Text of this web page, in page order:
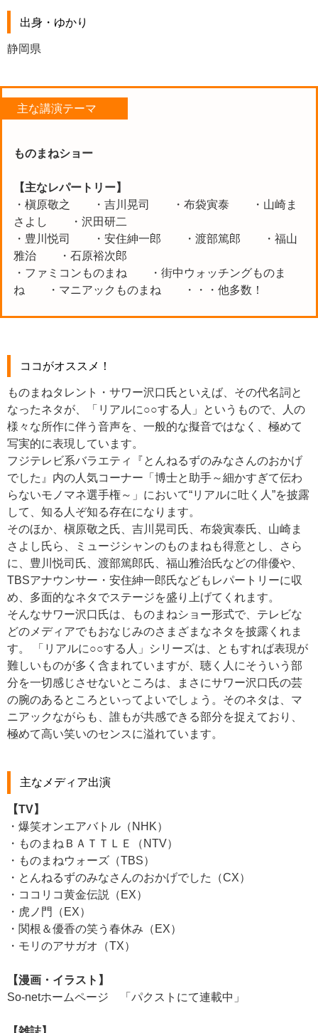
出身・ゆかり
静岡県
主な講演テーマ
ものまねショー
【主なレパートリー】
・槇原敬之 ・吉川晃司 ・布袋寅泰 ・山崎ま
さよし ・沢田研二
・豊川悦司 ・安住紳一郎 ・渡部篤郎 ・福山
雅治 ・石原裕次郎
・ファミコンものまね ・街中ウォッチングものま
ね ・マニアックものまね ・・・他多数！
ココがオススメ！
ものまねタレント・サワー沢口氏といえば、その代名詞と
なったネタが、「リアルに○○する人」というもので、人の
様々な所作に伴う音声を、一般的な擬音ではなく、極めて
写実的に表現しています。
フジテレビ系バラエティ『とんねるずのみなさんのおかげ
でした』内の人気コーナー「博士と助手～細かすぎて伝わ
らないモノマネ選手権～」において“リアルに吐く人”を披露
して、知る人ぞ知る存在になります。
そのほか、槇原敬之氏、吉川晃司氏、布袋寅泰氏、山崎ま
さよし氏ら、ミュージシャンのものまねも得意とし、さら
に、豊川悦司氏、渡部篤郎氏、福山雅治氏などの俳優や、
TBSアナウンサー・安住紳一郎氏などもレパートリーに収
め、多面的なネタでステージを盛り上げてくれます。
そんなサワー沢口氏は、ものまねショー形式で、テレビな
どのメディアでもおなじみのさまざまなネタを披露くれま
す。 「リアルに○○する人」シリーズは、ともすれば表現が
難しいものが多く含まれていますが、聴く人にそういう部
分を一切感じさせないところは、まさにサワー沢口氏の芸
の腕のあるところといってよいでしょう。そのネタは、マ
ニアックながらも、誰もが共感できる部分を捉えており、
極めて高い笑いのセンスに溢れています。
主なメディア出演
【TV】
・爆笑オンエアバトル（NHK）
・ものまねＢＡＴＴＬＥ（NTV）
・ものまねウォーズ（TBS）
・とんねるずのみなさんのおかげでした（CX）
・ココリコ黄金伝説（EX）
・虎ノ門（EX）
・関根＆優香の笑う春休み（EX）
・モリのアサガオ（TX）
【漫画・イラスト】
So-netホームページ 「パクストにて連載中」